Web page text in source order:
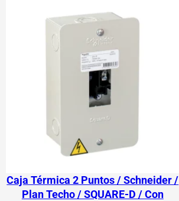
Caja Térmica 2 Puntos / Schneider /
Plan Techo / SQUARE-D / Con